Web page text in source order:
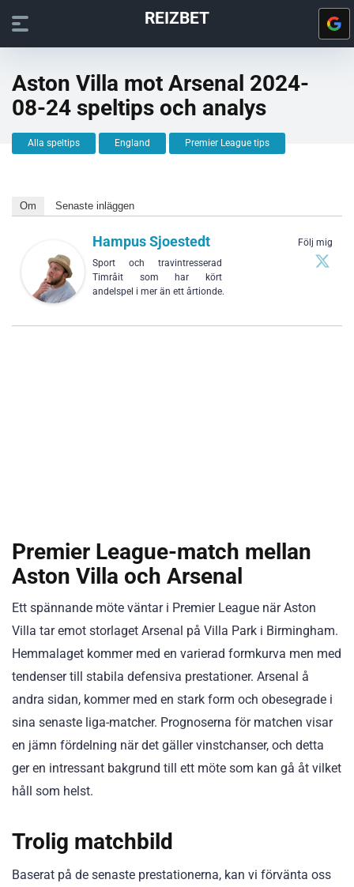
REIZBET
Aston Villa mot Arsenal 2024-
08-24 speltips och analys
Alla speltips England Premier League tips
Om Senaste inläggen
Följ mig
Hampus Sjoestedt
Sport och travintresserad
Timråit som har kört
andelspel i mer än ett årtionde.
Premier League-match mellan
Aston Villa och Arsenal
Ett spännande möte väntar i Premier League när Aston
Villa tar emot storlaget Arsenal på Villa Park i Birmingham.
Hemmalaget kommer med en varierad formkurva men med
tendenser till stabila defensiva prestationer. Arsenal å
andra sidan, kommer med en stark form och obesegrade i
sina senaste liga-matcher. Prognoserna för matchen visar
en jämn fördelning när det gäller vinstchanser, och detta
ger en intressant bakgrund till ett möte som kan gå åt vilket
håll som helst.
Trolig matchbild
Baserat på de senaste prestationerna, kan vi förvänta oss